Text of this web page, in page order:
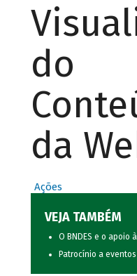
do
da
Ações
VEJA TAMBÉM
O BNDES e o apoio
Patrocínio a